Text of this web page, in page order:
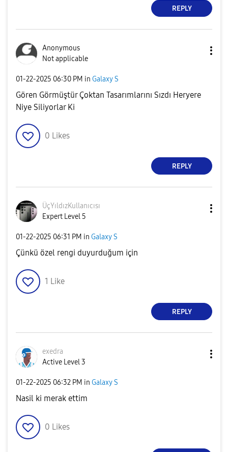
REPLY
Anonymous
Not applicable
‎01-22-2025 06:30 PM in Galaxy S
Gören Görmüştür Çoktan Tasarımlarını Sızdı Heryere
Niye Siliyorlar Ki
0 Likes
REPLY
ÜçYıldızKullanıcısı
Expert Level 5
‎01-22-2025 06:31 PM in Galaxy S
Çünkü özel rengi duyurduğum için
1 Like
REPLY
exedra
Active Level 3
‎01-22-2025 06:32 PM in Galaxy S
Nasil ki merak ettim
0 Likes